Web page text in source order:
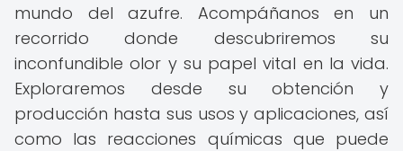
mundo del azufre. Acompáñanos en un
recorrido donde descubriremos su
inconfundible olor y su papel vital en la vida.
Exploraremos desde su obtención y
producción hasta sus usos y aplicaciones, así
como las reacciones químicas que puede